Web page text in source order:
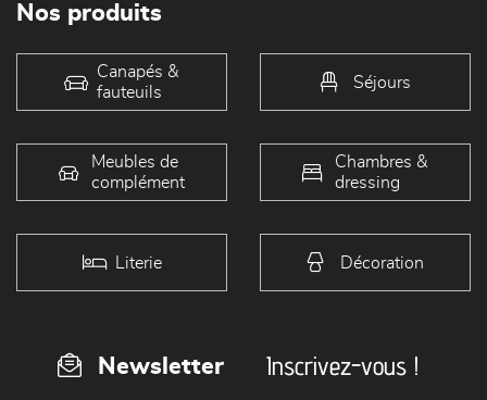
Nos produits
Canapés &
fauteuils
Séjours
Meubles de
complément
Chambres &
dressing
Literie Décoration
Newsletter Inscrivez-vous !